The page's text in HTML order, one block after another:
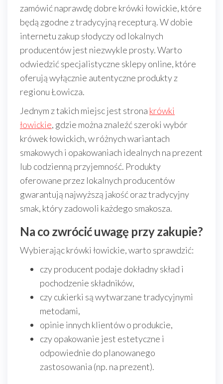
zamówić naprawdę dobre krówki łowickie, które
będą zgodne z tradycyjną recepturą. W dobie
internetu zakup słodyczy od lokalnych
producentów jest niezwykle prosty. Warto
odwiedzić specjalistyczne sklepy online, które
oferują wyłącznie autentyczne produkty z
regionu Łowicza.
Jednym z takich miejsc jest strona krówki
łowickie, gdzie można znaleźć szeroki wybór
krówek łowickich, w różnych wariantach
smakowych i opakowaniach idealnych na prezent
lub codzienną przyjemność. Produkty
oferowane przez lokalnych producentów
gwarantują najwyższą jakość oraz tradycyjny
smak, który zadowoli każdego smakosza.
Na co zwrócić uwagę przy zakupie?
Wybierając krówki łowickie, warto sprawdzić:
czy producent podaje dokładny skład i
pochodzenie składników,
czy cukierki są wytwarzane tradycyjnymi
metodami,
opinie innych klientów o produkcie,
czy opakowanie jest estetyczne i
odpowiednie do planowanego
zastosowania (np. na prezent).